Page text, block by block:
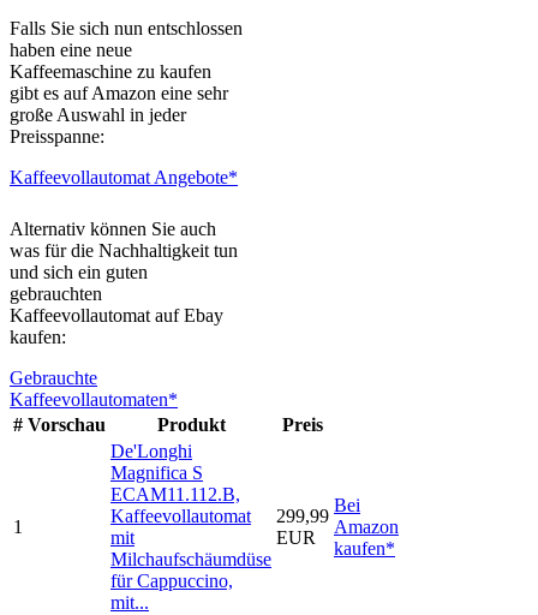
Falls Sie sich nun entschlossen
haben eine neue
Kaffeemaschine zu kaufen
gibt es auf Amazon eine sehr
große Auswahl in jeder
Preisspanne:
Kaffeevollautomat Angebote*
Alternativ können Sie auch
was für die Nachhaltigkeit tun
und sich ein guten
gebrauchten
Kaffeevollautomat auf Ebay
kaufen:
Gebrauchte
Kaffeevollautomaten*
# Vorschau Produkt Preis
1
De'Longhi
Magnifica S
ECAM11.112.B,
Kaffeevollautomat
mit
Milchaufschäumdüse
für Cappuccino,
mit...
299,99
EUR
Bei
Amazon
kaufen*